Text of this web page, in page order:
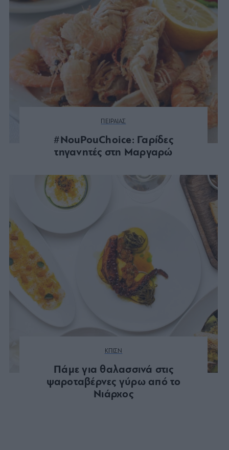
ΠΕΙΡΑΙΑΣ
#NouPouChoice: Γαρίδες
τηγανητές στη Μαργαρώ
ΚΠΙΣΝ
Πάμε για θαλασσινά στις
ψαροταβέρνες γύρω από το
Νιάρχος